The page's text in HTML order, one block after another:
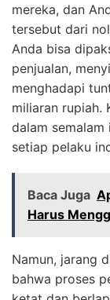
mereka, dan
tersebut dari
Anda bisa
penjualan,
menghadapi
miliaran rupiah.
dalam semalam
setiap pelaku
Baca Juga
Harus
Namun, jarang
bahwa proses